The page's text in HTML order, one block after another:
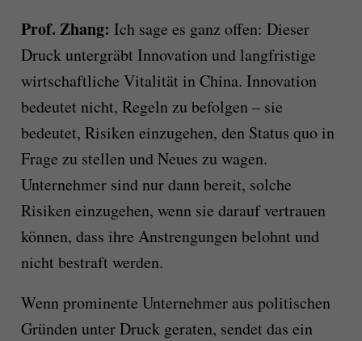
Prof. Zhang: Ich sage es ganz offen: Dieser
Druck untergräbt Innovation und langfristige
wirtschaftliche Vitalität in China. Innovation
bedeutet nicht, Regeln zu befolgen – sie
bedeutet, Risiken einzugehen, den Status quo in
Frage zu stellen und Neues zu wagen.
Unternehmer sind nur dann bereit, solche
Risiken einzugehen, wenn sie darauf vertrauen
können, dass ihre Anstrengungen belohnt und
nicht bestraft werden.
Wenn prominente Unternehmer aus politischen
Gründen unter Druck geraten, sendet das ein